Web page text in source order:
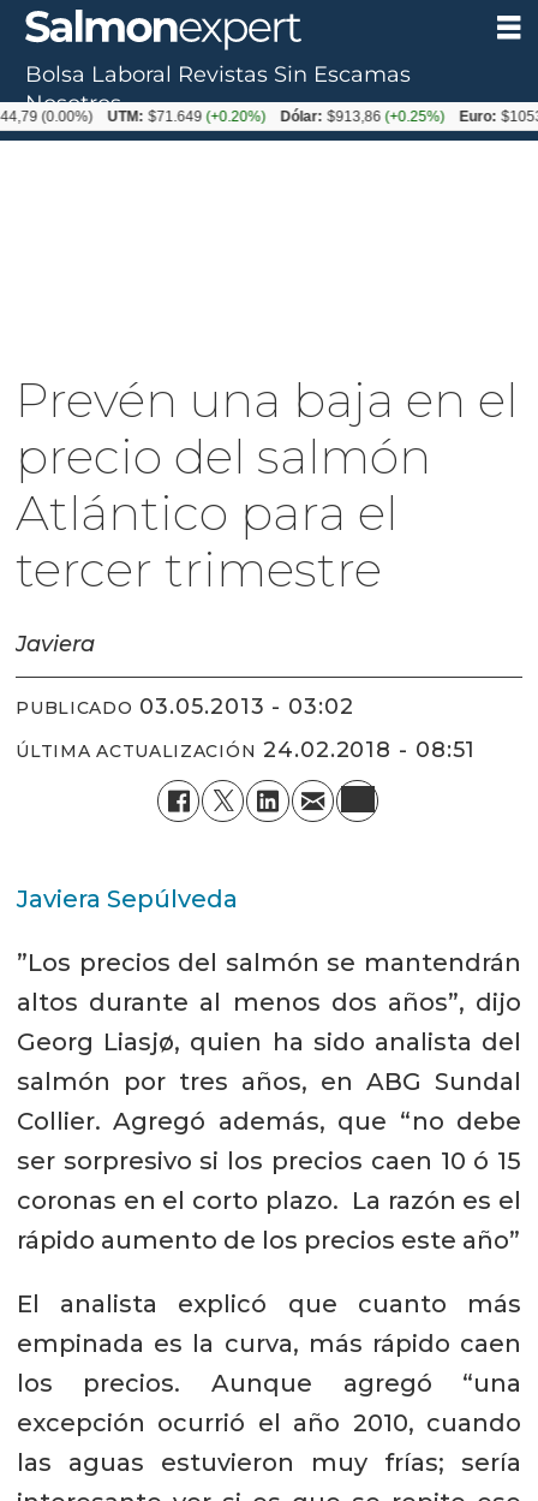
Prevén una baja en el
precio del salmón
Atlántico para el
tercer trimestre
Javiera
PUBLICADO 03.05.2013 - 03:02
ÚLTIMA ACTUALIZACIÓN 24.02.2018 - 08:51
Javiera Sepúlveda
”Los precios del salmón se mantendrán
altos durante al menos dos años”, dijo
Georg Liasjø, quien ha sido analista del
salmón por tres años, en ABG Sundal
Collier. Agregó además, que “no debe
ser sorpresivo si los precios caen 10 ó 15
coronas en el corto plazo. La razón es el
rápido aumento de los precios este año”
El analista explicó que cuanto más
empinada es la curva, más rápido caen
los precios. Aunque agregó “una
excepción ocurrió el año 2010, cuando
las aguas estuvieron muy frías; sería
Bolsa Laboral Revistas Sin Escamas
Nosotros
UTM: $71.649(+0.20%) Dólar: $913,86(+0.25%) Euro: $1053,08(-